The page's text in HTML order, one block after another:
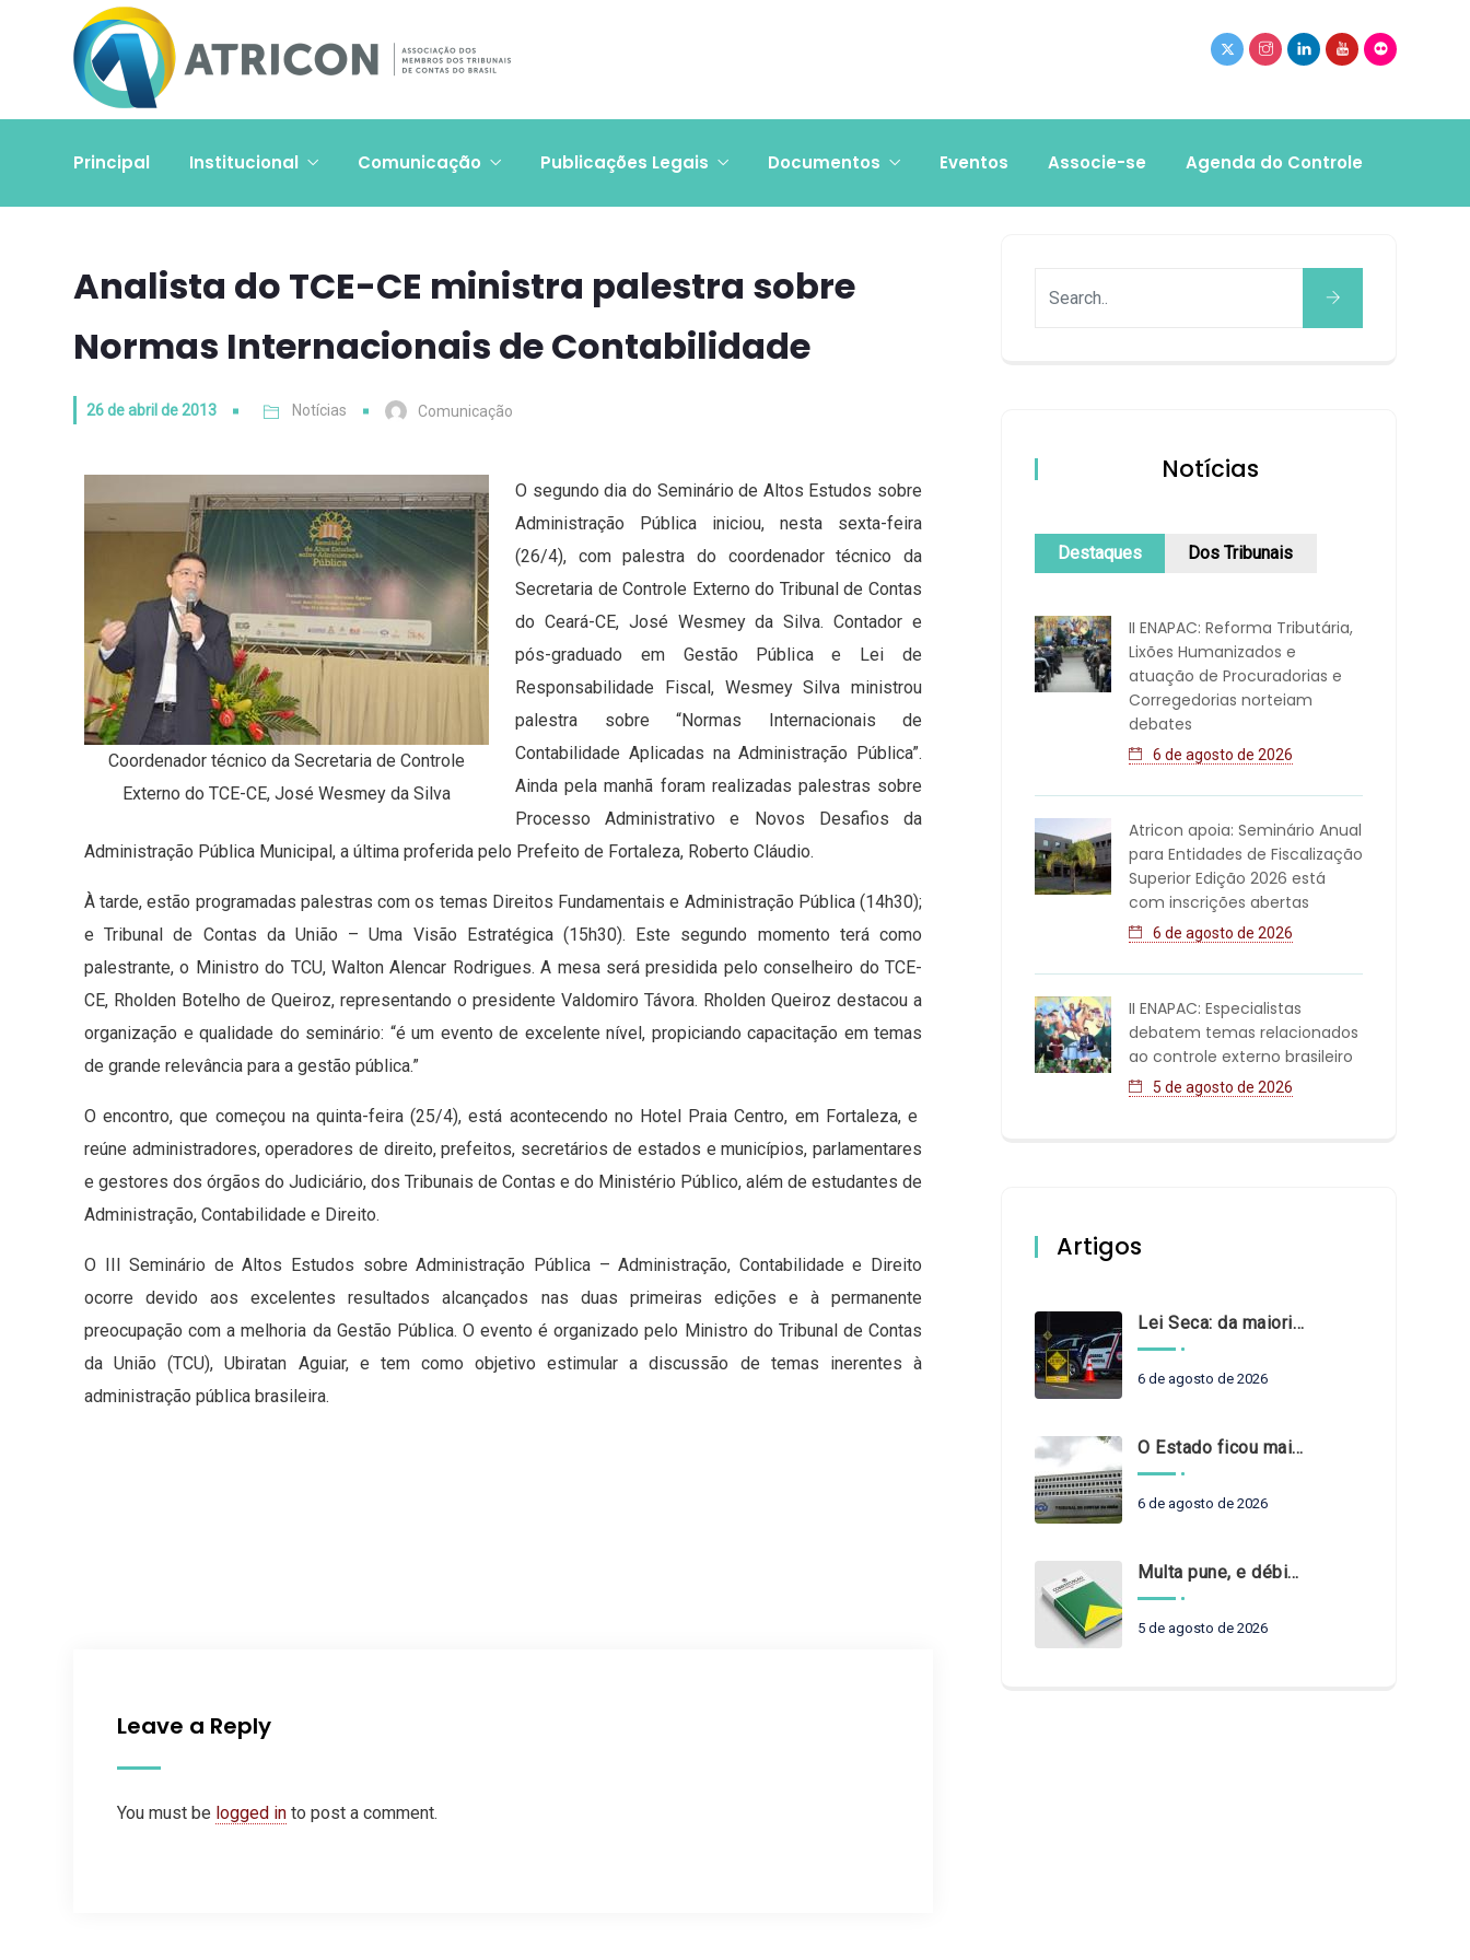
Principal Institucional Comunicação Publicações Legais Documentos Eventos Associe-se Agenda do Controle
Analista do TCE-CE ministra palestra sobre
Normas Internacionais de Contabilidade
26 de abril de 2013 Notícias Comunicação
Coordenador técnico da Secretaria de Controle
Externo do TCE-CE, José Wesmey da Silva
O segundo dia do Seminário de Altos Estudos sobre
Administração Pública iniciou, nesta sexta-feira
(26/4), com palestra do coordenador técnico da
Secretaria de Controle Externo do Tribunal de Contas
do Ceará-CE, José Wesmey da Silva. Contador e
pós-graduado em Gestão Pública e Lei de
Responsabilidade Fiscal, Wesmey Silva ministrou
palestra sobre “Normas Internacionais de
Contabilidade Aplicadas na Administração Pública”.
Ainda pela manhã foram realizadas palestras sobre
Processo Administrativo e Novos Desafios da
Administração Pública Municipal, a última proferida pelo Prefeito de Fortaleza, Roberto Cláudio.
À tarde, estão programadas palestras com os temas Direitos Fundamentais e Administração Pública (14h30);
e Tribunal de Contas da União – Uma Visão Estratégica (15h30). Este segundo momento terá como
palestrante, o Ministro do TCU, Walton Alencar Rodrigues. A mesa será presidida pelo conselheiro do TCE-
CE, Rholden Botelho de Queiroz, representando o presidente Valdomiro Távora. Rholden Queiroz destacou a
organização e qualidade do seminário: “é um evento de excelente nível, propiciando capacitação em temas
de grande relevância para a gestão pública.”
O encontro, que começou na quinta-feira (25/4), está acontecendo no Hotel Praia Centro, em Fortaleza, e
reúne administradores, operadores de direito, prefeitos, secretários de estados e municípios, parlamentares
e gestores dos órgãos do Judiciário, dos Tribunais de Contas e do Ministério Público, além de estudantes de
Administração, Contabilidade e Direito.
O III Seminário de Altos Estudos sobre Administração Pública – Administração, Contabilidade e Direito
ocorre devido aos excelentes resultados alcançados nas duas primeiras edições e à permanente
preocupação com a melhoria da Gestão Pública. O evento é organizado pelo Ministro do Tribunal de Contas
da União (TCU), Ubiratan Aguiar, e tem como objetivo estimular a discussão de temas inerentes à
administração pública brasileira.
Leave a Reply
You must be logged in to post a comment.
Notícias
Destaques Dos Tribunais
II ENAPAC: Reforma Tributária,
Lixões Humanizados e
atuação de Procuradorias e
Corregedorias norteiam
debates
6 de agosto de 2026
Atricon apoia: Seminário Anual
para Entidades de Fiscalização
Superior Edição 2026 está
com inscrições abertas
6 de agosto de 2026
II ENAPAC: Especialistas
debatem temas relacionados
ao controle externo brasileiro
5 de agosto de 2026
Artigos
Lei Seca: da maioridade à maturidade
6 de agosto de 2026
O Estado ficou mais complexo. O controle precisa acompanhar
6 de agosto de 2026
Multa pune, e débito recompõe. § 3º do art. 71 da Constituição: um problema de legística formal
5 de agosto de 2026